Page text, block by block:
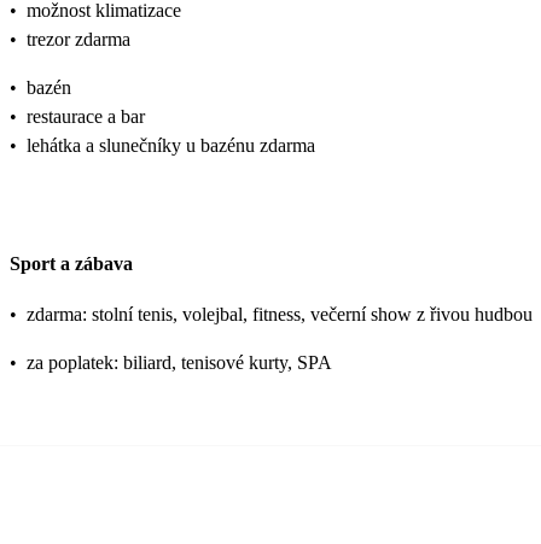
• možnost klimatizace
• trezor zdarma
• bazén
• restaurace a bar
• lehátka a slunečníky u bazénu zdarma
Sport a zábava
• zdarma: stolní tenis, volejbal, fitness, večerní show z řivou hudbou
• za poplatek: biliard, tenisové kurty, SPA